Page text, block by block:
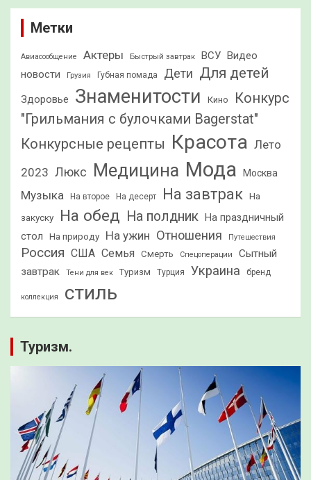
Метки
Авиасообщение Актеры Быстрый завтрак ВСУ Видео
новости
Грузия Губная помада Дети Для детей
Здоровье Знаменитости Кино
Конкурс
"Грильмания с булочками Bagerstat"
Конкурсные рецепты Красота Лето
2023 Люкс Медицина Мода Москва
Музыка На второе На десерт На завтрак На
закуску На обед На полдник На праздничный
стол
На природу На ужин Отношения Путешествия
Россия США Семья Смерть Спецоперации
Сытный
завтрак
Тени для век Туризм Турция Украина бренд
коллекция стиль
Туризм.